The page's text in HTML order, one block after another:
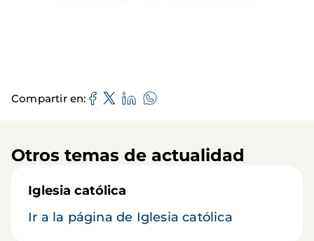
Compartir en
Otros temas de actualidad
Iglesia católica
Ir a la página de Iglesia católica